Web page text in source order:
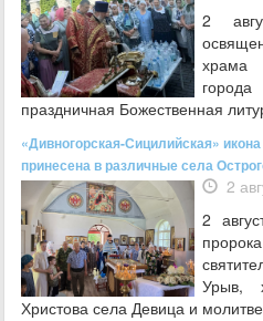
2
храма
праздничная Божественная
«Дивногорская-Сицилийская»
принесена в различные села
2
2
Урыв,
Христова села Девица и